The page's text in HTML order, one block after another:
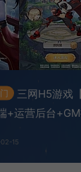
三网H5游戏
+运营后台
15